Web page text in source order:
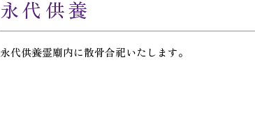
永代供養
永代供養霊廟内に散骨合祀いたします。